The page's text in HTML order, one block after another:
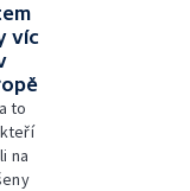
víc
to
na